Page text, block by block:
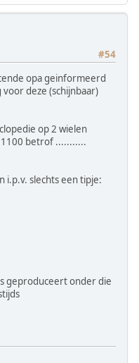
#54
opa geinformeerd
deze (schijnbaar)
op 2 wielen
1100 betrof ...........
i.p.v. slechts een tipje:
geproduceert onder die